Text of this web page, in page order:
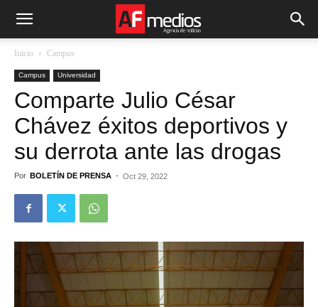
Inicio Campus
Campus Universidad
Comparte Julio César
Chávez éxitos deportivos y
su derrota ante las drogas
Por BOLETÍN DE PRENSA - Oct 29, 2022